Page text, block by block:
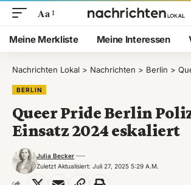
Aa
Meine Merkliste Meine Interessen
Nachrichten Lokal > Nachrichten > Berlin > Queer
BERLIN
Queer Pride Berlin
Einsatz 2024 eskaliert
Zuletzt Aktualisiert: Juli 27, 2025 5:29 A.m.
Julia Becker